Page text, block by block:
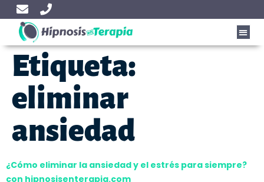
Etiqueta:
eliminar
ansiedad
¿Cómo eliminar la ansiedad y el estrés para siempre?
con hipnosisenterapia.com